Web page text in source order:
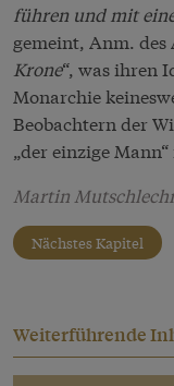
führen und mit
gemeint, Anm. des
Krone“, was ihren
Monarchie
Beobachtern der
„der einzige
Martin
Nächstes Kapitel
Weiterführende